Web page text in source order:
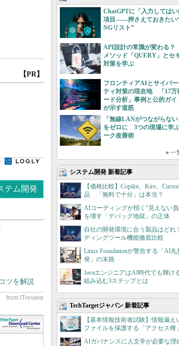
【PR】
テム開発
ツを解説
ChatGPTに「入力しては
項目――押さえておきたい
NGリスト”
API設計の常識が変わる
メソッド「QUERY」とセ
対策を学ぶ
フロンティアAIとサイバー
ティ対策の現在地 「17万
ード分析」事例と公的ガイ
が示す道筋
「無線LANがつながらな
をゼロに 3つの現場に学
ーク改善術
» 一
システム開発 新着記事
【価格比較】Copilot、Kiro、
品 「無料で十分」は本当？
AIコーディングが招く“見えない
を壊す「デバッグ地獄」の正体
自社の開発環境に合う製品はど
ディングツール機能徹底比較
Linux Foundationが警告する「AI丸
発」の末路
JavaエンジニアはAI時代でも輝
組み込む3ステップとは
TechTargetジャパン 新着記事
【基本情報技術者試験】情報漏え
ファイルを保護する「アクセス権
AIガバナンスに人文学が必要な理